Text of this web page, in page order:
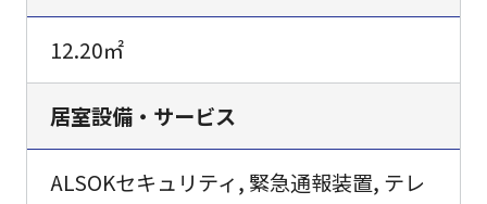
12.20㎡
居室設備・サービス
ALSOKセキュリティ, 緊急通報装置, テレ